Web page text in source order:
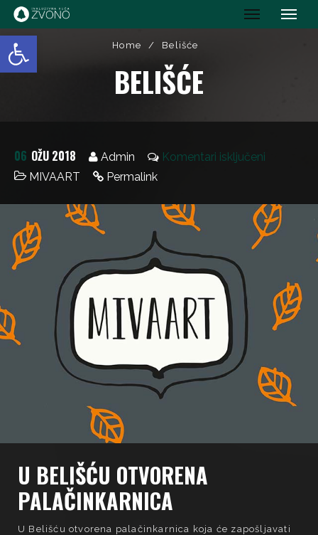
Open toolbar IK Zvono
Home / Belišće
BELIŠĆE
06 OŽU 2018 Admin
Komentari isključeni
MIVAART
Permalink
U BELIŠĆU OTVORENA
PALAČINKARNICA
U Belišću otvorena palačinkarnica koja će zapošljavati